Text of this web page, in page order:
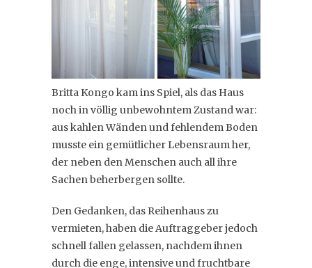
Britta Kongo kam ins Spiel, als das Haus
noch in völlig unbewohntem Zustand war:
aus kahlen Wänden und fehlendem Boden
musste ein gemütlicher Lebensraum her,
der neben den Menschen auch all ihre
Sachen beherbergen sollte.
Den Gedanken, das Reihenhaus zu
vermieten, haben die Auftraggeber jedoch
schnell fallen gelassen, nachdem ihnen
durch die enge, intensive und fruchtbare